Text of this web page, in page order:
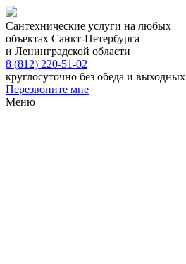
Сантехнические услуги на любых
объектах Санкт-Петербурга
и Ленинградской области
8 (812) 220-51-02
круглосуточно без обеда и выходных
Перезвоните мне
Меню